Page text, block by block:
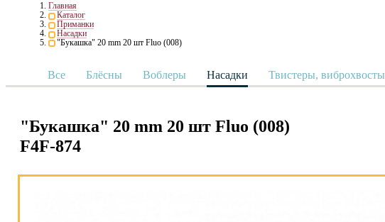
Главная
Каталог
Приманки
Насадки
"Букашка" 20 mm 20 шт Fluo (008)
Все Блёсны Воблеры Насадки Твистеры, виброхвосты
"Букашка" 20 mm 20 шт Fluo (008)
F4F-874